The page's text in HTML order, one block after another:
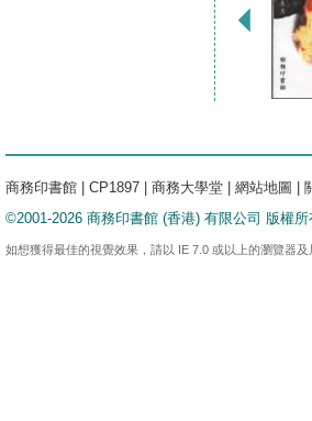
商務印書館 CP1897 商務大學堂 網站地圖
©2001-2026 商務印書館 (香港) 有限公司 版權所
如想獲得最佳的視覺效果，請以 IE 7.0 或以上的瀏覽器及